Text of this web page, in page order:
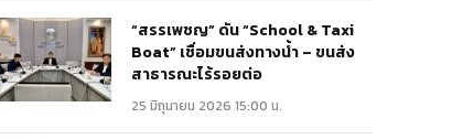
“สรรเพชญ” ดัน “School & Taxi
Boat” เชื่อมขนส่งทางน้ำ – ขนส่ง
สาธารณะไร้รอยต่อ
25 มิถุนายน 2026 15:00 น.